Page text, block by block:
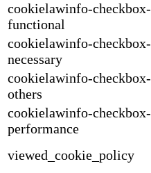
cookielawinfo-checkbox-
functional
cookielawinfo-checkbox-
necessary
cookielawinfo-checkbox-
others
cookielawinfo-checkbox-
performance
viewed_cookie_policy